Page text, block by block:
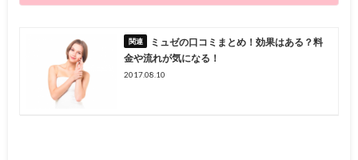
ミュゼの口コミまとめ！効果はある？料
金や流れが気になる！
2017.08.10